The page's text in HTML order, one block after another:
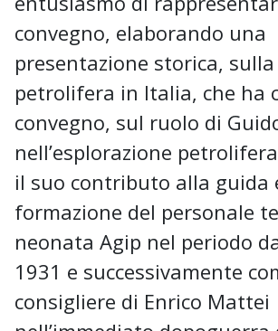
convegno, elaborando una
presentazione storica, sulla
petrolifera in Italia, che ha
convegno, sul ruolo di
nell’esplorazione
il suo contributo alla guida
formazione del personale
neonata Agip nel periodo
1931 e successivamente
consigliere di Enrico Mattei